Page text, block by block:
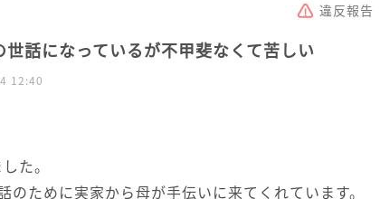
違反報告
話になっているが不甲斐なくて苦しい
12:40
た。
ために実家から母が手伝いに来てくれています。